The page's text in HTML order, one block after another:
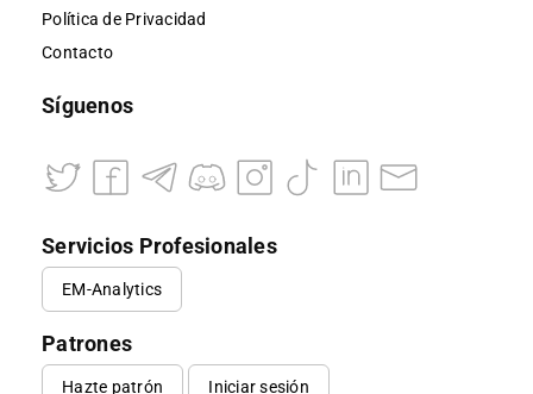
Política de Privacidad
Contacto
Síguenos
Servicios Profesionales
EM-Analytics
Patrones
Hazte patrón Iniciar sesión